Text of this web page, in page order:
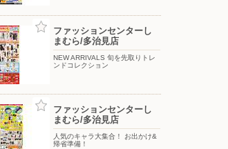
ファッションセンターし
まむら/多治見店
NEW ARRIVALS 旬を先取りトレ
ンドコレクション
ファッションセンターし
まむら/多治見店
人気のキャラ大集合！ お出かけ&
帰省準備！